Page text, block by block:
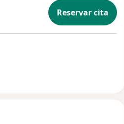
Reservar cita